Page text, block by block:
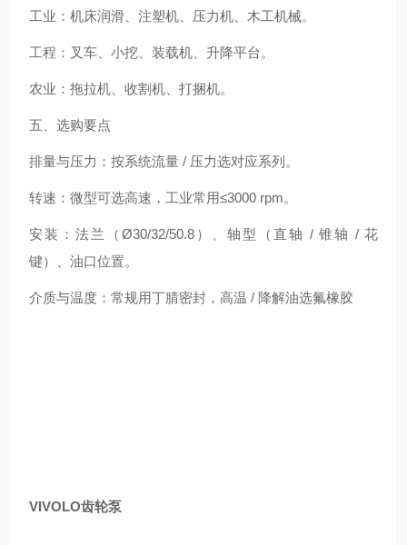
工业：机床润滑、注塑机、压力机、木工机械。
工程：叉车、小挖、装载机、升降平台。
农业：拖拉机、收割机、打捆机。
五、选购要点
排量与压力：按系统流量 / 压力选对应系列。
转速：微型可选高速，工业常用≤3000 rpm。
安装：法兰（Ø30/32/50.8）、轴型（直轴 / 锥轴 / 花
键）、油口位置。
介质与温度：常规用丁腈密封，高温 / 降解油选氟橡胶
VIVOLO齿轮泵